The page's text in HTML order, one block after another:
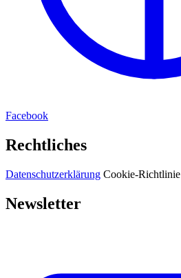
Facebook
Rechtliches
Datenschutzerklärung Cookie-Richtlinie
Newsletter